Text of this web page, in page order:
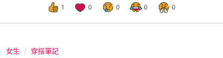
1 0 0 0 0
女生 穿搭筆記